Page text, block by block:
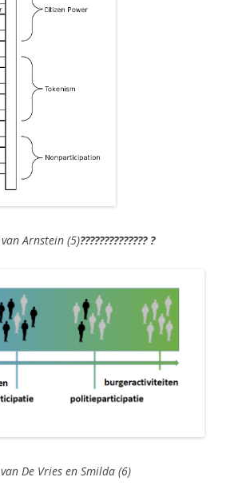
Arnstein (5)?????????????? ?
De Vries en Smilda (6)